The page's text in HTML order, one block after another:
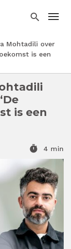
search
Mohtadili over
is een
is een
timer 4 min